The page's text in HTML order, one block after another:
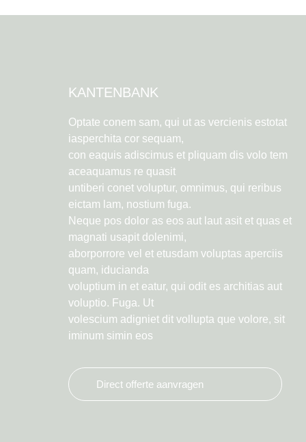
KANTENBANK
Optate conem sam, qui ut as vercienis estotat
iasperchita cor sequam,
con eaquis adiscimus et pliquam dis volo tem
aceaquamus re quasit
untiberi conet voluptur, omnimus, qui reribus
eictam lam, nostium fuga.
Neque pos dolor as eos aut laut asit et quas et
magnati usapit dolenimi,
aborporrore vel et etusdam voluptas aperciis
quam, iducianda
voluptium in et eatur, qui odit es architias aut
voluptio. Fuga. Ut
volescium adigniet dit vollupta que volore, sit
iminum simin eos
Direct offerte aanvragen